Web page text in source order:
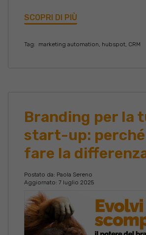
SCOPRI DI PIÙ
Tag: marketing automation, hubspot, CRM
Branding per la
start-up:
fare la
Postato da: Paola Sereno
Aggiornato: 7 luglio 2025